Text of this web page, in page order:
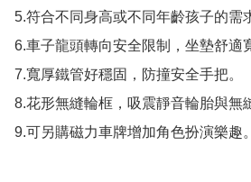
5.符合不同身高或不同年齡孩子的需
6.車子龍頭轉向安全限制，坐墊舒適
7.寬厚鐵管好穩固，防撞安全手把。
8.花形無縫輪框，吸震靜音輪胎與無
9.可另購磁力車牌增加角色扮演樂趣。